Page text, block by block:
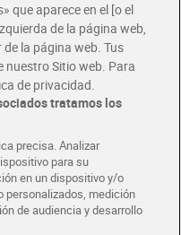
tu tienda más cercana
DIA
DIA CORPORATE
que aparece en el [o el
de la página web,
la página web. Tus
nuestro Sitio web. Para
de privacidad.
tratamos los
precisa. Analizar
para su
en un dispositivo y/o
personalizados, medición
de audiencia y desarrollo